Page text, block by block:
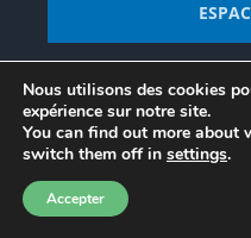
À VOIR AUSSI
ARCHIVES
Nous utilisons des cookies
expérience sur notre site.
You can find out more about
switch them off in settings.
Accepter